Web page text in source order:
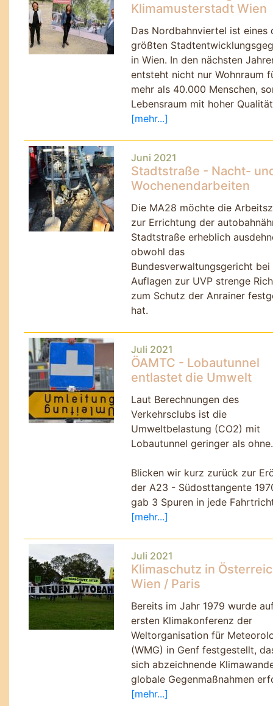
Klimamusterstadt Wien
Das Nordbahnviertel ist eines
größten
in Wien. In den nächsten
entsteht nicht nur Wohnraum
mehr als 40.000 Menschen,
Lebensraum mit hoher
[mehr...]
Juni 2021
Stadtstraße - Nacht-
Wochenendarbeiten
Die MA28 möchte die
zur Errichtung der
Stadtstraße erheblich
obwohl das
Bundesverwaltungsgericht bei
Auflagen zur UVP strenge
zum Schutz der Anrainer
hat.
Juli 2021
ÖAMTC - Lobautunnel
entlastet die Umwelt
Laut Berechnungen des
Verkehrsclubs ist die
Umweltbelastung (CO2) mit
Lobautunnel geringer als ohne.
Blicken wir kurz zurück zur
der A23 - Südosttangente
gab 3 Spuren in jede
[mehr...]
Juli 2021
Klimaschutz in
Wien / Paris
Bereits im Jahr 1979 wurde
ersten Klimakonferenz der
Weltorganisation für
(WMG) in Genf festgestellt,
sich abzeichnende
globale Gegenmaßnahmen
[mehr...]